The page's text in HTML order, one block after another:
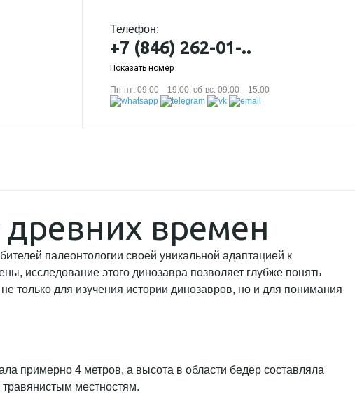
Телефон:
+7 (846) 262-01-..
Показать номер
Пн-пт: 09:00—19:00; сб-вс: 09:00—15:00
древних времен
палеонтологии своей уникальной адаптацией к
исследование этого динозавра позволяет глубже понять
только для изучения истории динозавров, но и для понимания
примерно 4 метров, а высота в области бедер составляла
местностям.